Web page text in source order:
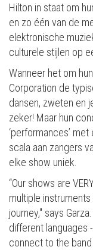
Hilton in staat om
en zo één van de
elektronische
culturele stijlen op
Wanneer het om
Corporation de
dansen, zweten en
zeker! Maar hun
‘performances’
scala aan zangers
elke show uniek.
“Our shows are
multiple
journey," says
different languages
connect to the band